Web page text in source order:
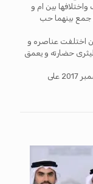
واختلافها بين ام و
جمع بينهما حب
اختلفت عناصره و
ليثرى حضارته و يعمق
لا تفوتوا فرصة مشاهدة العرض يوم الاحد 24 ديسمبر 2017 على